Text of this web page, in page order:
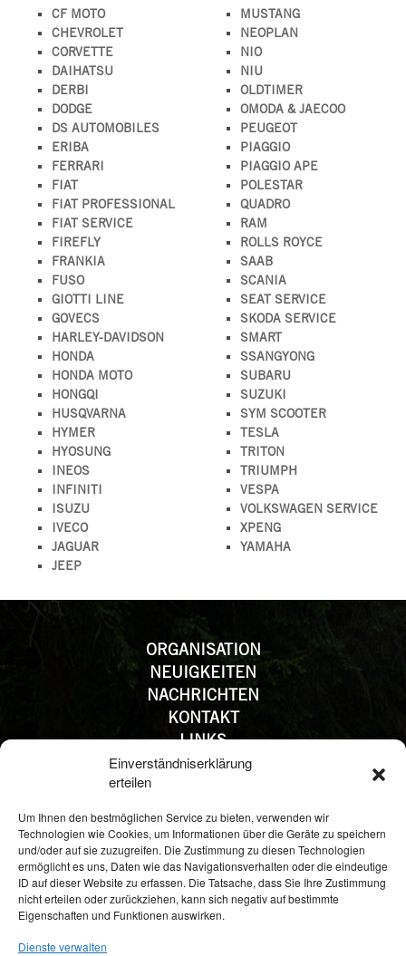
Einverständniserklärung
erteilen
Um Ihnen den bestmöglichen Service zu bieten, verwenden wir
Technologien wie Cookies, um Informationen über die Geräte zu speichern
und/oder auf sie zuzugreifen. Die Zustimmung zu diesen Technologien
ermöglicht es uns, Daten wie das Navigationsverhalten oder die eindeutige
ID auf dieser Website zu erfassen. Die Tatsache, dass Sie Ihre Zustimmung
nicht erteilen oder zurückziehen, kann sich negativ auf bestimmte
Eigenschaften und Funktionen auswirken.
Dienste verwalten
CF MOTO
CHEVROLET
CORVETTE
DAIHATSU
DERBI
DODGE
DS AUTOMOBILES
ERIBA
FERRARI
FIAT
FIAT PROFESSIONAL
FIAT SERVICE
FIREFLY
FRANKIA
FUSO
GIOTTI LINE
GOVECS
HARLEY-DAVIDSON
HONDA
HONDA MOTO
HONGQI
HUSQVARNA
HYMER
HYOSUNG
INEOS
INFINITI
ISUZU
IVECO
JAGUAR
JEEP
MUSTANG
NEOPLAN
NIO
NIU
OLDTIMER
OMODA & JAECOO
PEUGEOT
PIAGGIO
PIAGGIO APE
POLESTAR
QUADRO
RAM
ROLLS ROYCE
SAAB
SCANIA
SEAT SERVICE
SKODA SERVICE
SMART
SSANGYONG
SUBARU
SUZUKI
SYM SCOOTER
TESLA
TRITON
TRIUMPH
VESPA
VOLKSWAGEN SERVICE
XPENG
YAMAHA
ORGANISATION
NEUIGKEITEN
NACHRICHTEN
KONTAKT
LINKS
IMPRESSUM
DATENSCHUTZ
FEDAMO - FEDERATION DES DISTRIBUTEURS
AUTOMOBILES ET DE LA MOBILITE
2, Circuit de la Foire Internationale
L-1016 Luxembourg
Tel: (+352) 42 45 11 - 1
Fax: (+352) 42 45 25